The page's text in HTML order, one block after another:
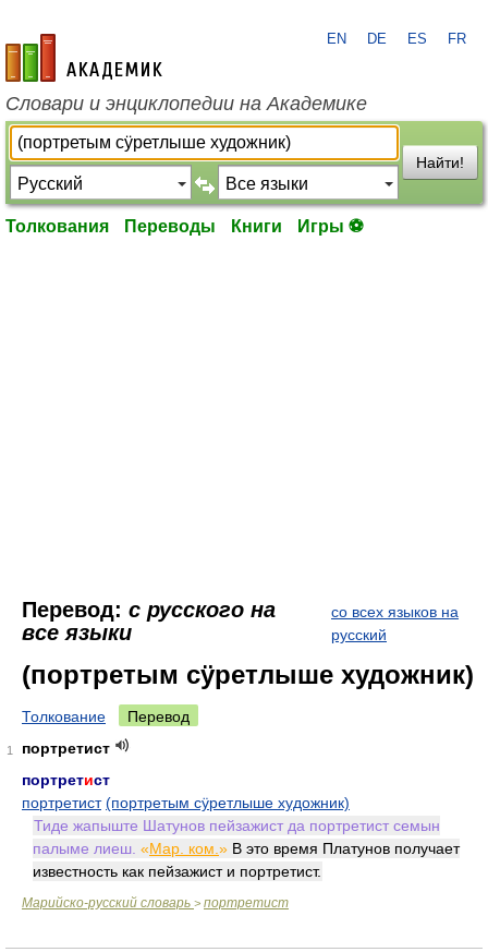
academic.ru
EN DE ES FR
Словари и энциклопедии на Академике
Найти!
Толкования Переводы Книги Игры ⚽
Перевод: с русского на
все языки
со всех языков на
русский
(портретым сӱретлыше художник)
Толкование Перевод
1
портретист
портретист
портретист (портретым сӱретлыше художник)
Тиде жапыште Шатунов пейзажист да портретист семын
палыме лиеш. «Мар. ком. » В это время Платунов получает
известность как пейзажист и портретист.
Марийско-русский словарь > портретист